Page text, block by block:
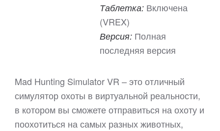
Таблетка: Включена
(VREX)
Версия: Полная
последняя версия
Mad Hunting Simulator VR – это отличный
симулятор охоты в виртуальной реальности,
в котором вы сможете отправиться на охоту и
поохотиться на самых разных животных,